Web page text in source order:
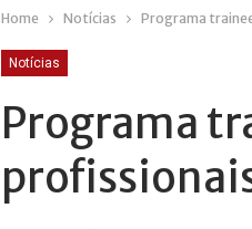
Home Notícias Programa
Notícias
Programa